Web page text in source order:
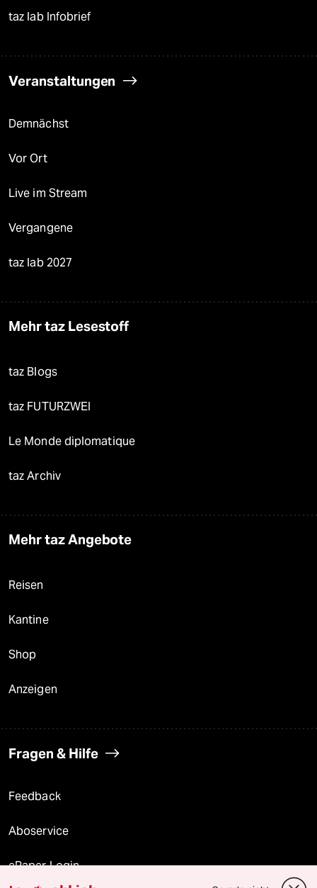
taz lab Infobrief
Veranstaltungen
Demnächst
Vor Ort
Live im Stream
Vergangene
taz lab 2027
Mehr taz Lesestoff
taz Blogs
taz FUTURZWEI
Le Monde diplomatique
taz Archiv
Mehr taz Angebote
Reisen
Kantine
Shop
Anzeigen
Fragen & Hilfe
Feedback
Aboservice
ePaper Login